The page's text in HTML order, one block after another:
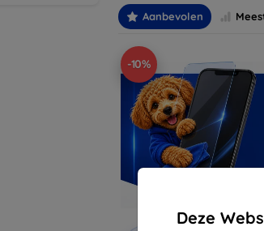
Deze
Aanbevolen
-10%